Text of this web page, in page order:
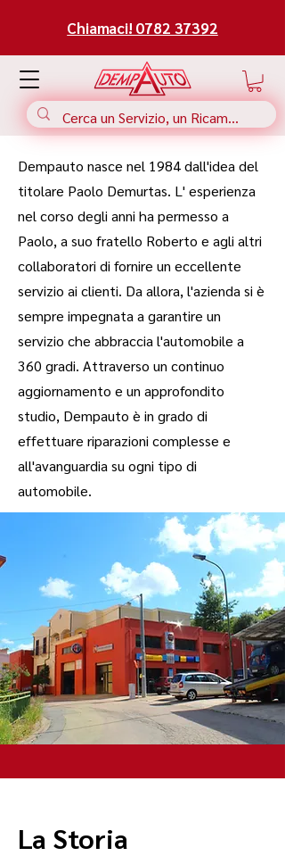
Chiamaci! 0782 37392
Dempauto nasce nel 1984 dall'idea del
titolare Paolo Demurtas. L' esperienza
nel corso degli anni ha permesso a
Paolo, a suo fratello Roberto e agli altri
collaboratori di fornire un eccellente
servizio ai clienti. Da allora, l'azienda si è
sempre impegnata a garantire un
servizio che abbraccia l'automobile a
360 gradi. Attraverso un continuo
aggiornamento e un approfondito
studio, Dempauto è in grado di
effettuare riparazioni complesse e
all'avanguardia su ogni tipo di
automobile.
La Storia